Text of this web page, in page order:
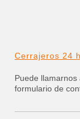
Cerrajeros 24
Puede
formulario de